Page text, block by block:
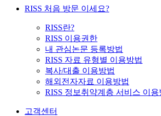
RISS 처음 방문 이세요?
RISS란?
RISS 이용권한
내 관심논문 등록방법
RISS 자료 유형별 이용방법
복사/대출 이용방법
해외전자자료 이용방법
RISS 정보취약계층 서비스 이용
고객센터